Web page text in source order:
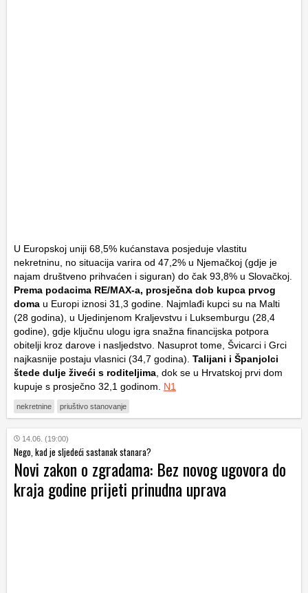
U Europskoj uniji 68,5% kućanstava posjeduje vlastitu
nekretninu, no situacija varira od 47,2% u Njemačkoj (gdje je
najam društveno prihvaćen i siguran) do čak 93,8% u Slovačkoj.
Prema podacima RE/MAX-a, prosječna dob kupca prvog
doma u Europi iznosi 31,3 godine. Najmlađi kupci su na Malti
(28 godina), u Ujedinjenom Kraljevstvu i Luksemburgu (28,4
godine), gdje ključnu ulogu igra snažna financijska potpora
obitelji kroz darove i nasljedstvo. Nasuprot tome, Švicarci i Grci
najkasnije postaju vlasnici (34,7 godina). Talijani i Španjolci
štede dulje živeći s roditeljima , dok se u Hrvatskoj prvi dom
kupuje s prosječno 32,1 godinom. N1
nekretnine priuštivo stanovanje
14.06. (19:00)
Nego, kad je sljedeći sastanak stanara?
Novi zakon o zgradama: Bez novog ugovora do
kraja godine prijeti prinudna uprava